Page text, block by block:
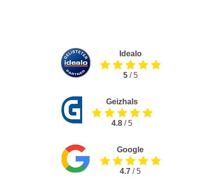
Idealo
5/ 5
Geizhals
4.8 / 5
Google
4.7 / 5